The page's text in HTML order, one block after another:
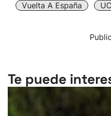
Vuelta A España
Te puede